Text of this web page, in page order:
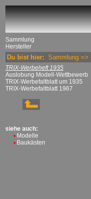
Sammlung
Hersteller
Du bist hier: Sammlung =>
TRIX-Werbeheft 1935
Auslobung Modell-Wettbewerb
TRIX-Werbefaltblatt um 1935
TRIX-Werbefaltblatt 1967
siehe auch:
Modelle
Baukästen